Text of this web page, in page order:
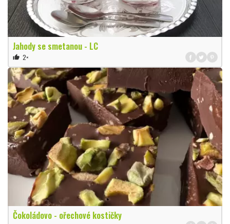
Jahody se smetanou - LC
thumb_up 2×
Čokoládovo - ořechové kostičky